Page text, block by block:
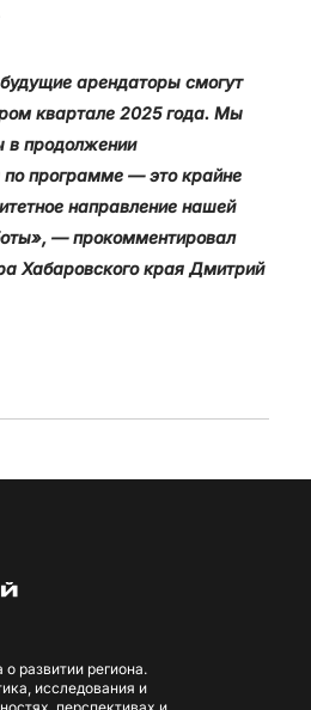
арендаторы смогут
квартале 2025 года. Мы
в продолжении
по программе — это крайне
направление нашей
— прокомментировал
Хабаровского края Дмитрий
развитии региона.
исследования и